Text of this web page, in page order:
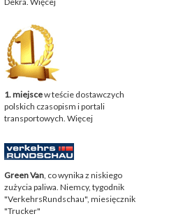
1. miejscew teście dostawczych
polskich czasopism i portali
transportowych. Więcej
Green Van, co wynika z niskiego
zużycia paliwa. Niemcy, tygodnik
"VerkehrsRundschau", miesięcznik
"Trucker"